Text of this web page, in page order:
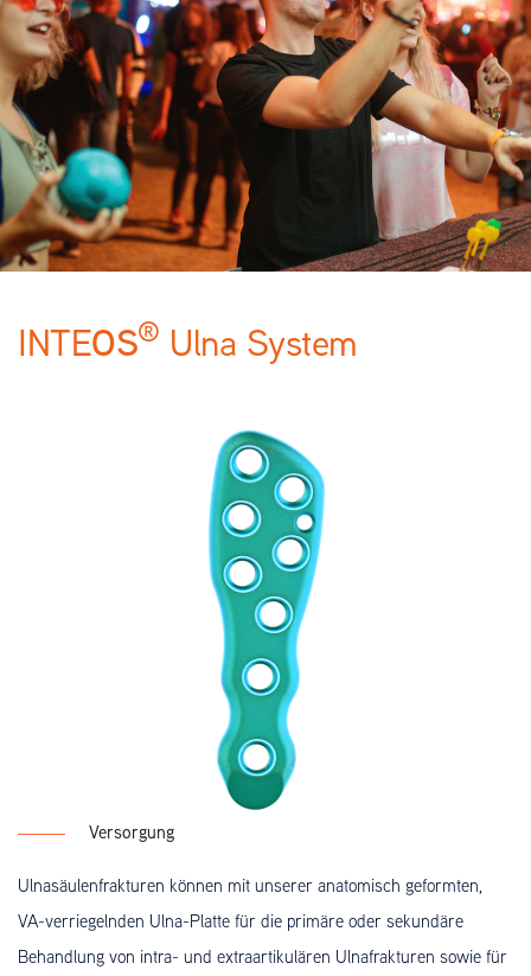
INTEOS® Ulna System
Versorgung
Ulnasäulenfrakturen können mit unserer anatomisch geformten,
VA-verriegelnden Ulna-Platte für die primäre oder sekundäre
Behandlung von intra- und extraartikulären Ulnafrakturen sowie für